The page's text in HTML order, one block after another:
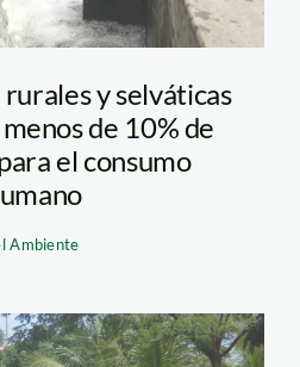
y selváticas
de 10% de
el consumo
Ambiente